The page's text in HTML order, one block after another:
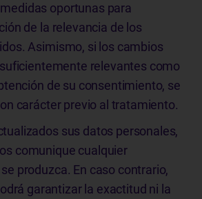
oportunas para
de la relevancia de los
Asimismo, si los cambios
relevantes como
de su consentimiento, se
carácter previo al tratamiento.
sus datos personales,
comunique cualquier
produzca. En caso contrario,
garantizar la exactitud ni la